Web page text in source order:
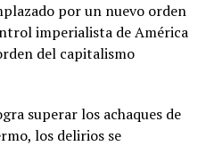
por un nuevo orden
imperialista de América
del capitalismo
superar los achaques de
los delirios se